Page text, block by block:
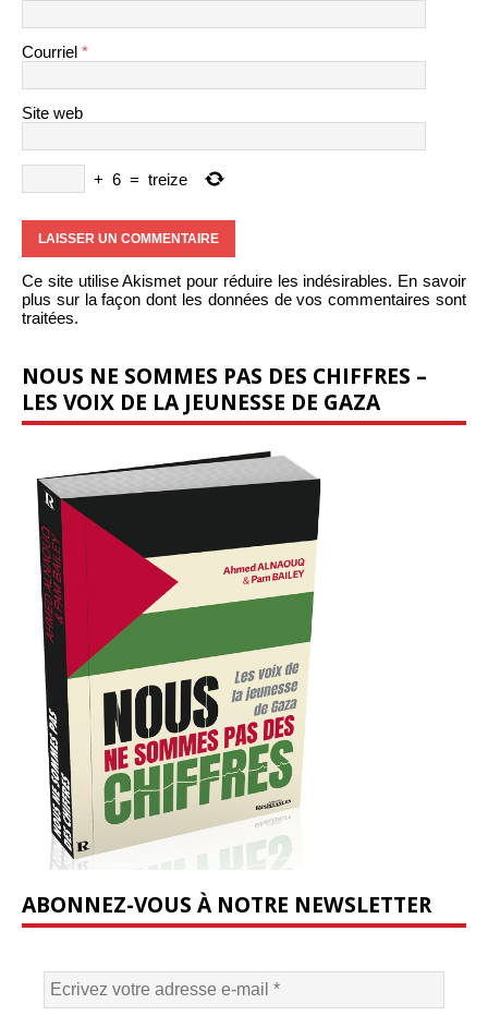
Courriel *
Site web
+ 6 = treize
Ce site utilise Akismet pour réduire les indésirables. En savoir
plus sur la façon dont les données de vos commentaires sont
traitées.
NOUS NE SOMMES PAS DES CHIFFRES –
LES VOIX DE LA JEUNESSE DE GAZA
ABONNEZ-VOUS À NOTRE NEWSLETTER